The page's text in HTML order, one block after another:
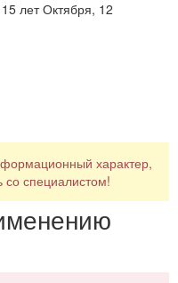
лет Октября, 12
характер,
со специалистом!